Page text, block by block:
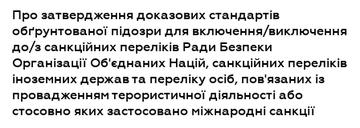
Про затвердження доказових стандартів
обґрунтованої підозри для включення/виключення
до/з санкційних переліків Ради Безпеки
Організації Об'єднаних Націй, санкційних переліків
іноземних держав та переліку осіб, пов'язаних із
провадженням терористичної діяльності або
стосовно яких застосовано міжнародні санкції